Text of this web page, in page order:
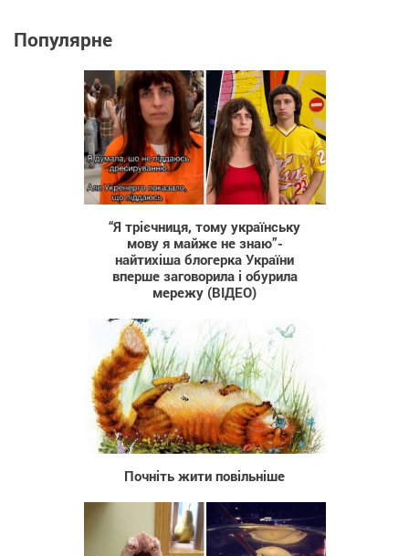
Популярне
2 099
“Я трієчниця, тому українську
мову я майже не знаю”-
найтихіша блогерка України
вперше заговорила і обурила
мережу (ВІДЕО)
460
Почніть жити повільніше